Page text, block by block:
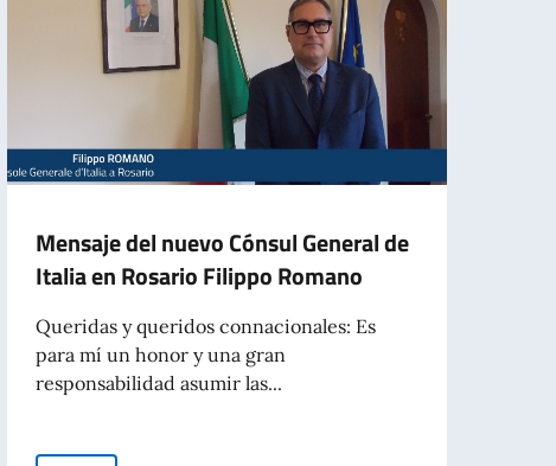
Mensaje del nuevo Cónsul General de
Italia en Rosario Filippo Romano
Queridas y queridos connacionales: Es
para mí un honor y una gran
responsabilidad asumir las...